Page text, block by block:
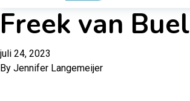
Freek van Buel
juli 24, 2023
By Jennifer Langemeijer